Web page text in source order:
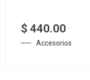
Accesorios
$ 440.00